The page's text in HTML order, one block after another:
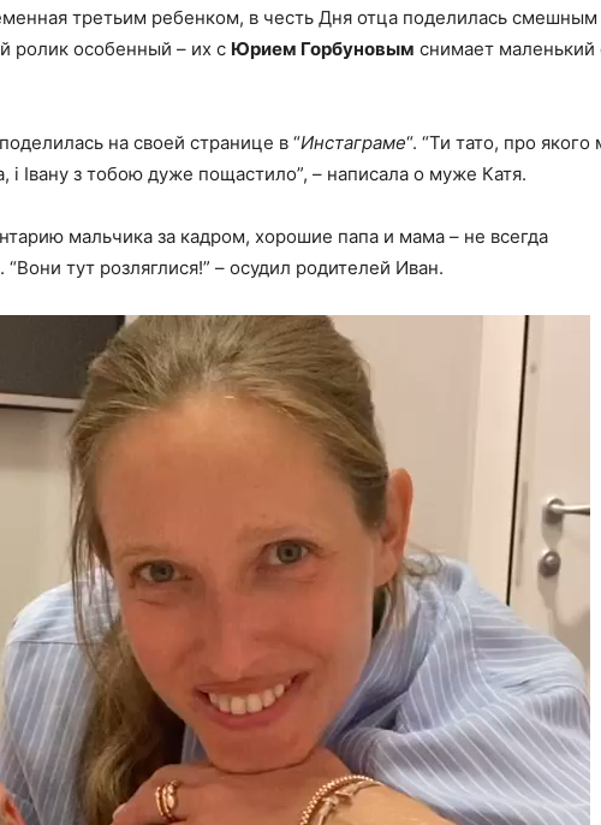
третьим ребенком, в честь Дня отца поделилась смешным
ролик особенный – их с Юрием Горбуновым снимает маленький
на своей странице в “Инстаграме“. “Ти тато, про
і Івану з тобою дуже пощастило”, – написала о муже Катя.
мальчика за кадром, хорошие папа и мама – не всегда
тут розляглися!” – осудил родителей Иван.